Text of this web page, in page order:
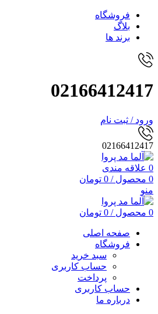
فروشگاه
بلاگ
برند ها
02166412417
ورود / ثبت نام
02166412417
0 علاقه مندی
0 محصول /
0 تومان
منو
0 محصول /
0 تومان
صفحه اصلی
فروشگاه
سبد خرید
حساب کاربری
پرداخت
حساب کاربری
درباره ما